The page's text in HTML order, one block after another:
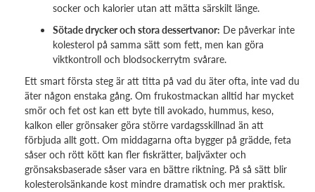
socker och kalorier utan att mätta särskilt länge.
Sötade drycker och stora dessertvanor: De påverkar inte
kolesterol på samma sätt som fett, men kan göra
viktkontroll och blodsockerrytm svårare.
Ett smart första steg är att titta på vad du äter ofta, inte vad du
äter någon enstaka gång. Om frukostmackan alltid har mycket
smör och fet ost kan ett byte till avokado, hummus, keso,
kalkon eller grönsaker göra större vardagsskillnad än att
förbjuda allt gott. Om middagarna ofta bygger på grädde, feta
såser och rött kött kan fler fiskrätter, baljväxter och
grönsaksbaserade såser vara en bättre riktning. På så sätt blir
kolesterolsänkande kost mindre dramatisk och mer praktisk.